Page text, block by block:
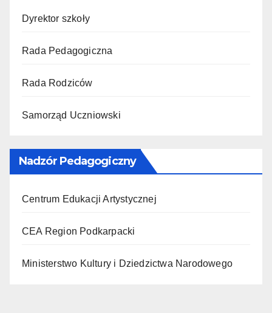
Dyrektor szkoły
Rada Pedagogiczna
Rada Rodziców
Samorząd Uczniowski
Nadzór Pedagogiczny
Centrum Edukacji Artystycznej
CEA Region Podkarpacki
Ministerstwo Kultury i Dziedzictwa Narodowego